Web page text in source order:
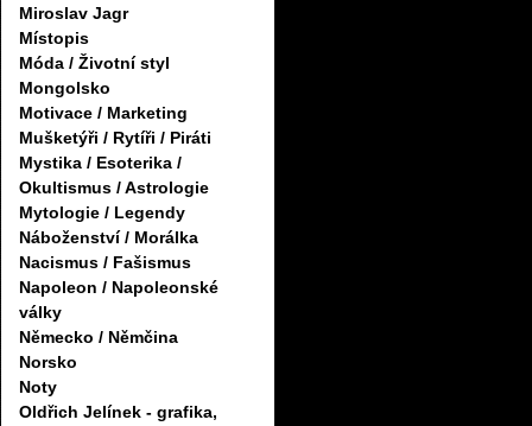
Miroslav Jagr
Místopis
Móda / Životní styl
Mongolsko
Motivace / Marketing
Mušketýři / Rytíři / Piráti
Mystika / Esoterika /
Okultismus / Astrologie
Mytologie / Legendy
Náboženství / Morálka
Nacismus / Fašismus
Napoleon / Napoleonské
války
Německo / Němčina
Norsko
Noty
Oldřich Jelínek - grafika,